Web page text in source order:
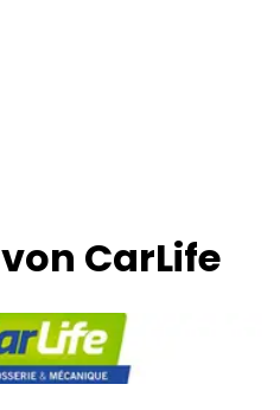
von CarLife